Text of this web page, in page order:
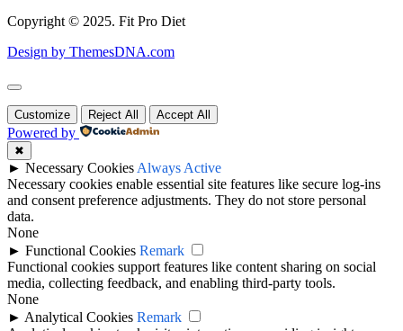
Copyright © 2025. Fit Pro Diet
Design by ThemesDNA.com
Scroll
to
Top
Customize Reject All Accept All
Powered by
✖
► Necessary Cookies Always Active
Necessary cookies enable essential site features like secure log-ins
and consent preference adjustments. They do not store personal
data.
None
► Functional Cookies Remark
Functional cookies support features like content sharing on social
media, collecting feedback, and enabling third-party tools.
None
► Analytical Cookies Remark